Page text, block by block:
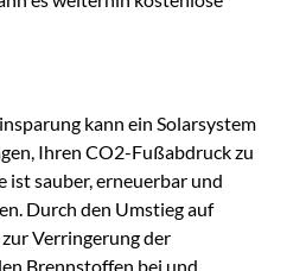
kann ein Solarsystem
Ihren CO2-Fußabdruck zu
ist sauber, erneuerbar und
Durch den Umstieg auf
Verringerung der
Brennstoffen bei und